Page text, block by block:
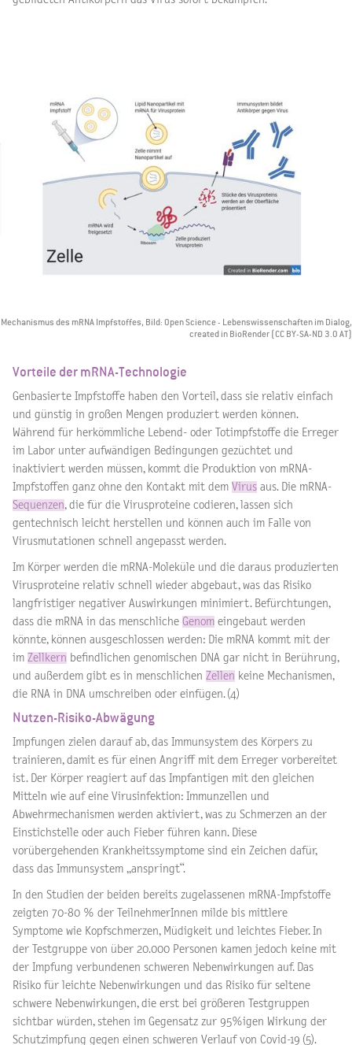
Mechanismus des mRNA Impfstoffes, Bild: Open Science - Lebenswissenschaften im Dialog,
created in BioRender (CC BY-SA-ND 3.0 AT)
Vorteile der mRNA-Technologie
Genbasierte Impfstoffe haben den Vorteil, dass sie relativ einfach
und günstig in großen Mengen produziert werden können.
Während für herkömmliche Lebend- oder Totimpfstoffe die Erreger
im Labor unter aufwändigen Bedingungen gezüchtet und
inaktiviert werden müssen, kommt die Produktion von mRNA-
Impfstoffen ganz ohne den Kontakt mit dem Virus aus. Die mRNA-
Sequenzen, die für die Virusproteine codieren, lassen sich
gentechnisch leicht herstellen und können auch im Falle von
Virusmutationen schnell angepasst werden.
Im Körper werden die mRNA-Moleküle und die daraus produzierten
Virusproteine relativ schnell wieder abgebaut, was das Risiko
langfristiger negativer Auswirkungen minimiert. Befürchtungen,
dass die mRNA in das menschliche Genom eingebaut werden
könnte, können ausgeschlossen werden: Die mRNA kommt mit der
im Zellkern befindlichen genomischen DNA gar nicht in Berührung,
und außerdem gibt es in menschlichen Zellen keine Mechanismen,
die RNA in DNA umschreiben oder einfügen. (4)
Nutzen-Risiko-Abwägung
Impfungen zielen darauf ab, das Immunsystem des Körpers zu
trainieren, damit es für einen Angriff mit dem Erreger vorbereitet
ist. Der Körper reagiert auf das Impfantigen mit den gleichen
Mitteln wie auf eine Virusinfektion: Immunzellen und
Abwehrmechanismen werden aktiviert, was zu Schmerzen an der
Einstichstelle oder auch Fieber führen kann. Diese
vorübergehenden Krankheitssymptome sind ein Zeichen dafür,
dass das Immunsystem „anspringt“.
In den Studien der beiden bereits zugelassenen mRNA-Impfstoffe
zeigten 70-80 % der TeilnehmerInnen milde bis mittlere
Symptome wie Kopfschmerzen, Müdigkeit und leichtes Fieber. In
der Testgruppe von über 20.000 Personen kamen jedoch keine mit
der Impfung verbundenen schweren Nebenwirkungen auf. Das
Risiko für leichte Nebenwirkungen und das Risiko für seltene
schwere Nebenwirkungen, die erst bei größeren Testgruppen
sichtbar würden, stehen im Gegensatz zur 95%igen Wirkung der
Schutzimpfung gegen einen schweren Verlauf von Covid-19 (5).